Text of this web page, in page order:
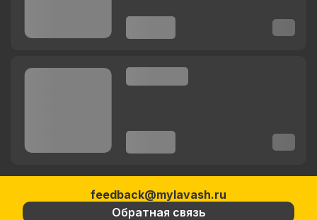
feedback@mylavash.ru
Обратная связь